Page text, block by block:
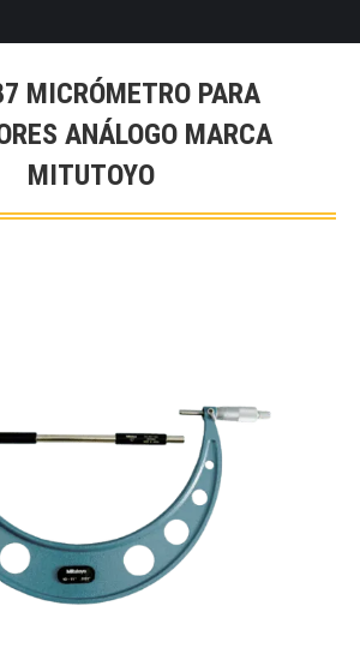
MICRÓMETRO PARA
ANÁLOGO MARCA
MITUTOYO